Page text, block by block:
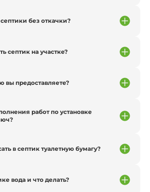
без откачки?
септик на участке?
вы предоставляете?
работ по установке
в септик туалетную бумагу?
вода и что делать?